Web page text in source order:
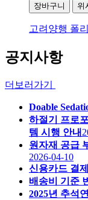
장바구니 위
고려양행 폴
공지사항
더보러가기
Doable
하절기 프로
템 시행 안내
원자재 공급
2026-04-10
신용카드 결
배송비 기준
2025년 추석